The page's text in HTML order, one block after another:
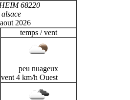
68220
2026
temps / vent
peu nuageux
vent 4 km/h Ouest